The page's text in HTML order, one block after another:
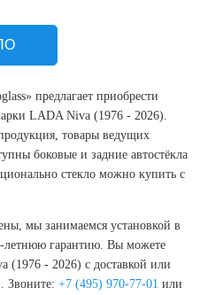
предлагает приобрести
LADA Niva (1976 - 2026).
товары ведущих
боковые и задние автостёкла
стекло можно купить с
мы занимаемся установкой в
летнюю гарантию. Вы можете
(1976 - 2026) с доставкой или
Звоните: +7 (495) 970-77-01 или